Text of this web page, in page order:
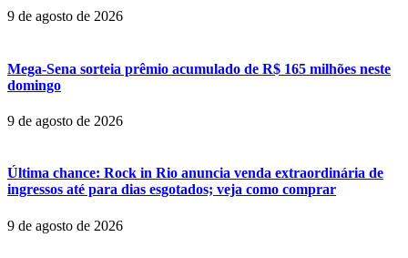
9 de agosto de 2026
Mega-Sena sorteia prêmio acumulado de R$ 165 milhões neste
domingo
9 de agosto de 2026
Última chance: Rock in Rio anuncia venda extraordinária de
ingressos até para dias esgotados; veja como comprar
9 de agosto de 2026